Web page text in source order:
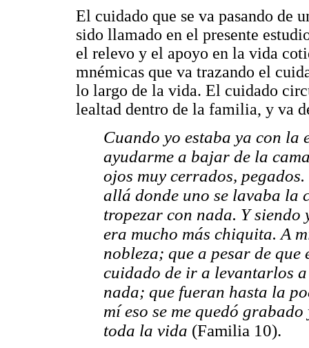
El cuidado que se va pasando de
sido llamado en el presente
el relevo y el apoyo en la vida
mnémicas que va trazando el
lo largo de la vida. El cuidado
lealtad dentro de la familia, y va
Cuando yo estaba ya con la
ayudarme a bajar de la
ojos muy cerrados,
allá donde uno se lavaba la
tropezar con nada. Y siendo
era mucho más chiquita. A
nobleza; que a pesar de
cuidado de ir a levantarlos
nada; que fueran hasta la
mí eso se me quedó
toda la vida (Familia 10).